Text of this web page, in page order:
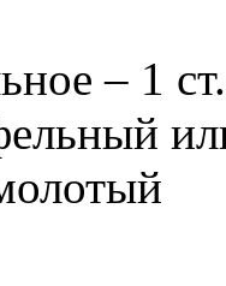
– 1